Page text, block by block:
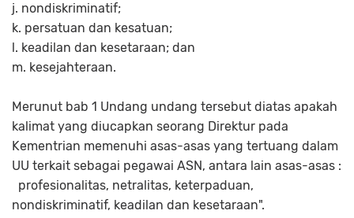
j. nondiskriminatif;
k. persatuan dan kesatuan;
l. keadilan dan kesetaraan; dan
m. kesejahteraan.
Merunut bab 1 Undang undang tersebut diatas apakah
kalimat yang diucapkan seorang Direktur pada
Kementrian memenuhi asas-asas yang tertuang dalam
UU terkait sebagai pegawai ASN, antara lain asas-asas :
profesionalitas, netralitas, keterpaduan,
nondiskriminatif, keadilan dan kesetaraan".